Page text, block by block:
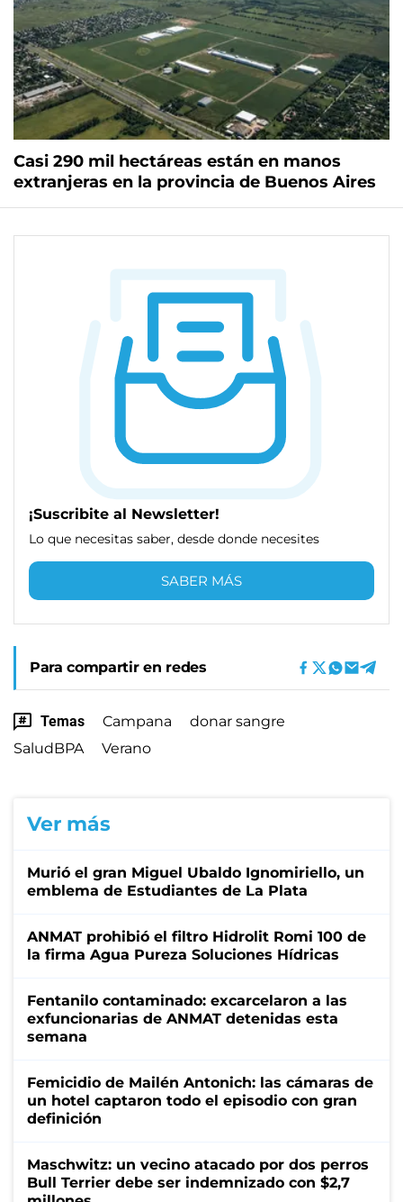
Casi 290 mil hectáreas están en manos
extranjeras en la provincia de Buenos Aires
¡Suscribite al Newsletter!
Lo que necesitas saber, desde donde necesites
SABER MÁS
Para compartir en redes
Temas Campana
donar sangre
SaludBPA
Verano
Ver más
Murió el gran Miguel Ubaldo Ignomiriello, un
emblema de Estudiantes de La Plata
ANMAT prohibió el filtro Hidrolit Romi 100 de
la firma Agua Pureza Soluciones Hídricas
Fentanilo contaminado: excarcelaron a las
exfuncionarias de ANMAT detenidas esta
semana
Femicidio de Mailén Antonich: las cámaras de
un hotel captaron todo el episodio con gran
definición
Maschwitz: un vecino atacado por dos perros
Bull Terrier debe ser indemnizado con $2,7